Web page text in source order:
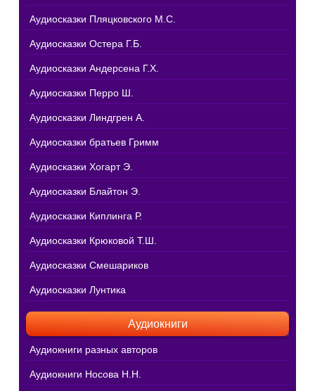
Аудиосказки Пляцковского М.С.
Аудиосказки Остера Г.Б.
Аудиосказки Андерсена Г.Х.
Аудиосказки Перро Ш.
Аудиосказки Линдгрен А.
Аудиосказки братьев Гримм
Аудиосказки Хогарт Э.
Аудиосказки Блайтон Э.
Аудиосказки Киплинга Р.
Аудиосказки Крюковой Т.Ш.
Аудиосказки Смешариков
Аудиосказки Лунтика
Аудиокниги
Аудиокниги разных авторов
Аудиокниги Носова Н.Н.